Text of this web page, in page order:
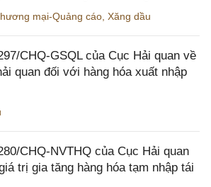
mại-Quảng cáo Xăng dầu
CHQ-GSQL của Cục Hải quan về
quan đối với hàng hóa xuất nhập
CHQ-NVTHQ của Cục Hải quan
trị gia tăng hàng hóa tạm nhập tái